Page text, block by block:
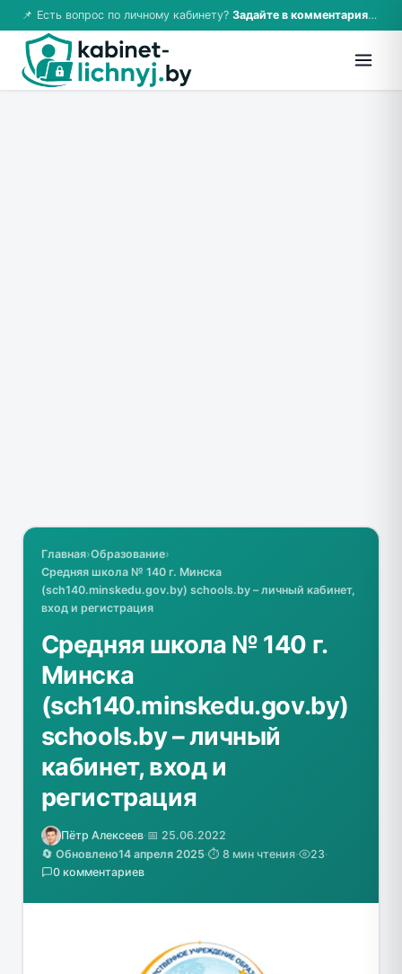
📌 Есть вопрос по личному кабинету? Задайте в комментариях — ответим!
Главная›Образование›
Средняя школа № 140 г. Минска
(sch140.minskedu.gov.by) schools.by – личный кабинет,
вход и регистрация
Средняя школа № 140 г.
Минска
(sch140.minskedu.gov.by)
schools.by – личный
кабинет, вход и
регистрация
Пётр Алексеев·📅 25.06.2022
🔄 Обновлено14 апреля 2025·⏱️ 8 мин чтения· 23·
0 комментариев